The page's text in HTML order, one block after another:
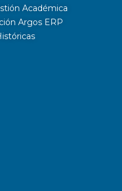
Académica
Argos ERP